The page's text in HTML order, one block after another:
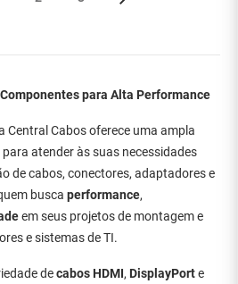
para Alta Performance
Central Cabos oferece uma ampla
atender às suas necessidades
de cabos, conectores, adaptadores e
busca performance,
em seus projetos de montagem e
e sistemas de TI.
decabos HDMI, DisplayPorte